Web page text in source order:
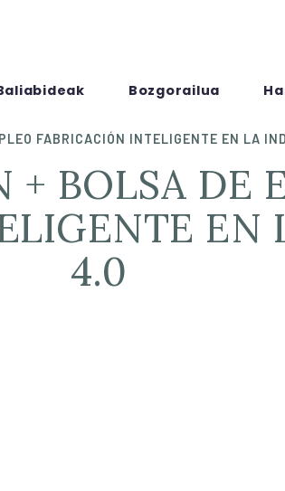
Bozgorailua
FABRICACIÓN INTELIGENTE EN LA
EN
4.0